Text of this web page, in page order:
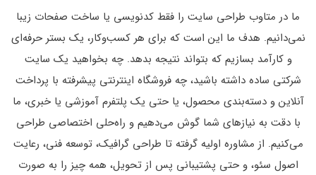
ما در متاوب طراحی سایت را فقط کدنویسی یا ساخت صفحات زیبا
نمی‌دانیم. هدف ما این است که برای هر کسب‌وکار، یک بستر حرفه‌ای
و کارآمد بسازیم که بتواند نتیجه بدهد. چه بخواهید یک سایت
شرکتی ساده داشته باشید، چه فروشگاه اینترنتی پیشرفته با پرداخت
آنلاین و دسته‌بندی محصول، یا حتی یک پلتفرم آموزشی یا خبری، ما
با دقت به نیازهای شما گوش می‌دهیم و راه‌حلی اختصاصی طراحی
می‌کنیم. از مشاوره اولیه گرفته تا طراحی گرافیک، توسعه فنی، رعایت
اصول سئو، و حتی پشتیبانی پس از تحویل، همه چیز را به صورت